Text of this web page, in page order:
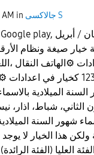
in جالاكسى S
خيار صيغة ونظام
⚙️الهاتف النقال
الميلادية
الثاني، شباط، اذار،
شهور السنة
ولكن هذا الخيار لا
العليا (الفئة